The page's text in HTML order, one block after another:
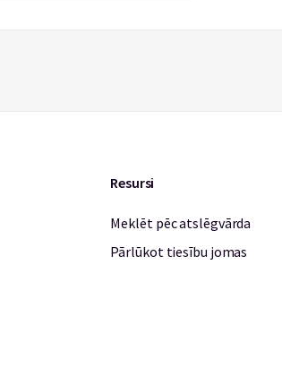
Resursi
Meklēt pēc atslēgvārda
Pārlūkot tiesību jomas